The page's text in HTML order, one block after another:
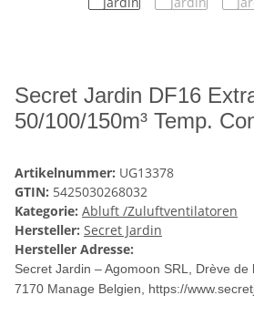
Secret Jardin DF16
50/100/150m³ Temp.
Artikelnummer: UG13378
GTIN: 5425030268032
Kategorie: Abluft /Zuluftventilatoren
Hersteller: Secret Jardin
Hersteller Adresse:
Secret Jardin – Agomoon SRL, Drève de
7170 Manage Belgien, https://